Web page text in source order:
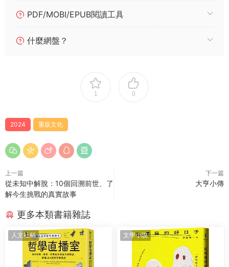
PDF/MOBI/EPUB閱讀工具
什麼網盤？
1 0
2024 重版文化
上一篇
從未知中解脫：10個回溯前世、了
解今生挑戰的真實故事
下一篇
大亨小傳
更多本類書籍雜誌
人文社科 文學小說